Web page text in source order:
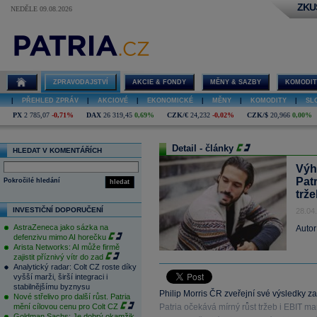
NEDĚLE 09.08.2026
ZPRAVODAJSTVÍ AKCIE & FONDY MĚNY & SAZBY
PŘEHLED ZPRÁV AKCIOVÉ EKONOMICKÉ MĚNY KOMODITY
PX 2 785,07 -0,71% DAX 26 319,45 0,69% CZK/€ 24,232 -0,02% CZK/$ 20,966 0,00%
HLEDAT V KOMENTÁŘÍCH
hledat
Pokročilé hledání
INVESTIČNÍ DOPORUČENÍ
AstraZeneca jako sázka na
defenzivu mimo AI horečku
Arista Networks: AI může firmě
zajistit příznivý vítr do zad
Analytický radar: Colt CZ roste díky
vyšší marži, širší integraci i
stabilnějšímu byznysu
Nové střelivo pro další růst. Patria
mění cílovou cenu pro Colt CZ
Detail - články
Philip Morris ČR zveřejní své výsledky
Patria očekává mírný růst tržeb i EBIT